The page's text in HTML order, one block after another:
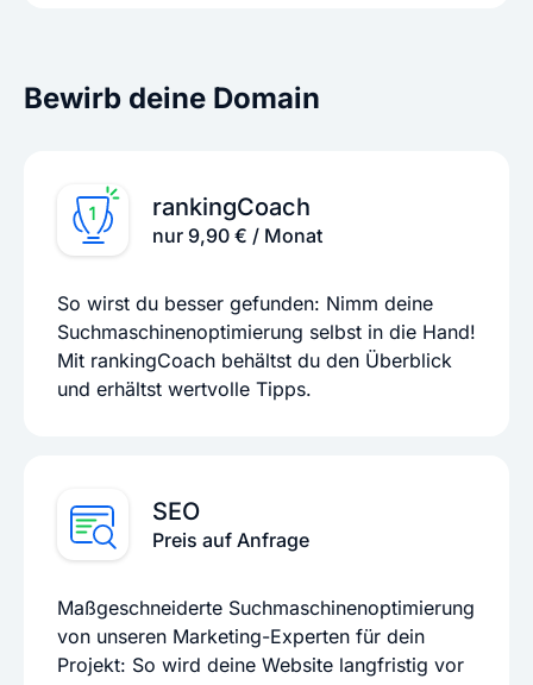
Bewirb deine Domain
rankingCoach
nur 9,90 € / Monat
So wirst du besser gefunden: Nimm deine
Suchmaschinenoptimierung selbst in die Hand!
Mit rankingCoach behältst du den Überblick
und erhältst wertvolle Tipps.
SEO
Preis auf Anfrage
Maßgeschneiderte Suchmaschinenoptimierung
von unseren Marketing-Experten für dein
Projekt: So wird deine Website langfristig vor